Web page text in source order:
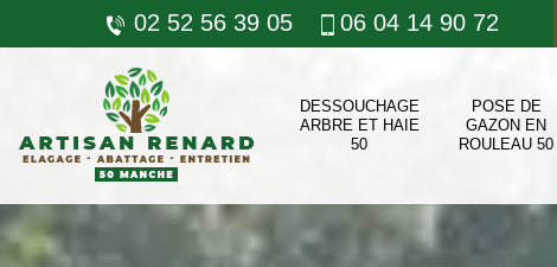
02 52 56 39 05 06 04 14 90 72
DESSOUCHAGE
ARBRE ET HAIE
50
POSE DE
GAZON EN
ROULEAU 50